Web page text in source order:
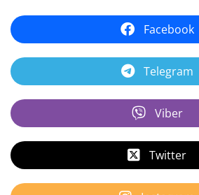
Facebook
Telegram
Viber
Twitter